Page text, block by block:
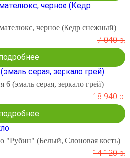
черное (Кедр снежный)
7 040 р.
подробнее
(эмаль серая, зеркало грей)
18 940 р.
подробнее
"Рубин" (Белый, Слоновая кость)
14 120 р.